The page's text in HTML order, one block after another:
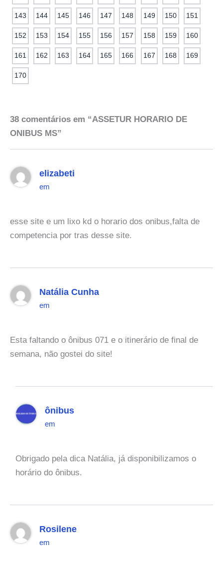
143 144 145 146 147 148 149 150 151
152 153 154 155 156 157 158 159 160
161 162 163 164 165 166 167 168 169
170
38 comentários em “ASSETUR HORARIO DE
ONIBUS MS”
elizabeti
em
esse site e um lixo kd o horario dos onibus,falta de
competencia por tras desse site.
Natália Cunha
em
Esta faltando o ônibus 071 e o itinerário de final de
semana, não gostei do site!
ônibus
em
Obrigado pela dica Natália, já disponibilizamos o
horário do ônibus.
Rosilene
em